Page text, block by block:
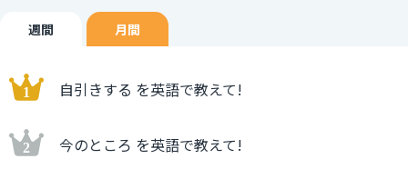
週間 月間
自引きする を英語で教えて!
今のところ を英語で教えて!